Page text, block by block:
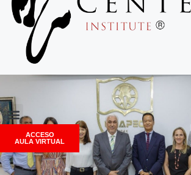
ACCESO
AULA VIRTUAL